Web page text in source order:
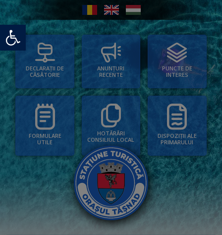
Deschide bara de unelte
DECLARAȚII DE
CĂSĂTORIE
ANUNȚURI
RECENTE
PUNCTE DE
INTERES
FORMULARE
UTILE
HOTĂRÂRI
CONSILIUL LOCAL
DISPOZIȚII ALE
PRIMARULUI